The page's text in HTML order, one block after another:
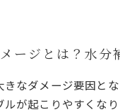
ージとは？水分
なダメージ要因と
が起こりやすくな